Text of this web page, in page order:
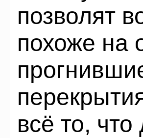
позволят
похоже на
всё то,